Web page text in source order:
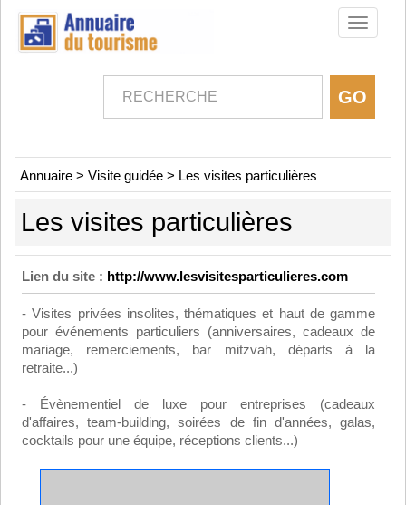
Toggle
Annuaire > Visite guidée > Les visites particulières
Les visites particulières
Lien du site : http://www.lesvisitesparticulieres.com
- Visites privées insolites, thématiques et haut de gamme
pour événements particuliers (anniversaires, cadeaux de
mariage, remerciements, bar mitzvah, départs à la
retraite...)
- Évènementiel de luxe pour entreprises (cadeaux
d'affaires, team-building, soirées de fin d'années, galas,
cocktails pour une équipe, réceptions clients...)